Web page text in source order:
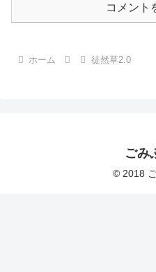
コメント
ホーム 徒然草2.0
ごみ
© 2018